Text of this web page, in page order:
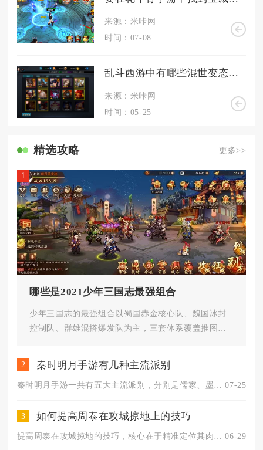
来源：米咔网
时间：07-08
乱斗西游中有哪些混世变态组合呢
来源：米咔网
时间：05-25
精选攻略 更多>>
1
哪些是2021少年三国志最强组合
少年三国志的最强组合以蜀国赤金核心队、魏国冰封
控制队、群雄混搭爆发队为主，三套体系覆盖推图、
2 秦时明月手游有几种主流派别
07-25
3 如何提高周泰在攻城掠地上的技巧
提高周泰在攻城掠地的技巧，核心在于精准定位其肉搏扛伤核心，搭... 06-29